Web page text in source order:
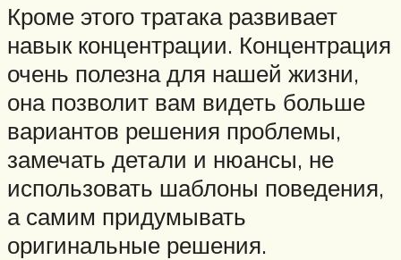
Кроме этого тратака развивает
навык концентрации. Концентрация
очень полезна для нашей жизни,
она позволит вам видеть больше
вариантов решения проблемы,
замечать детали и нюансы, не
использовать шаблоны поведения,
а самим придумывать
оригинальные решения.